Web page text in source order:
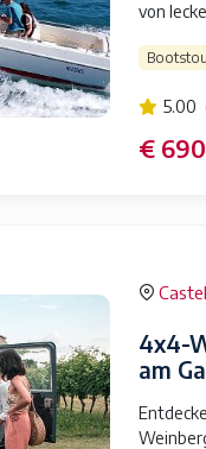
von
5.00
€ 690
4x4-
am